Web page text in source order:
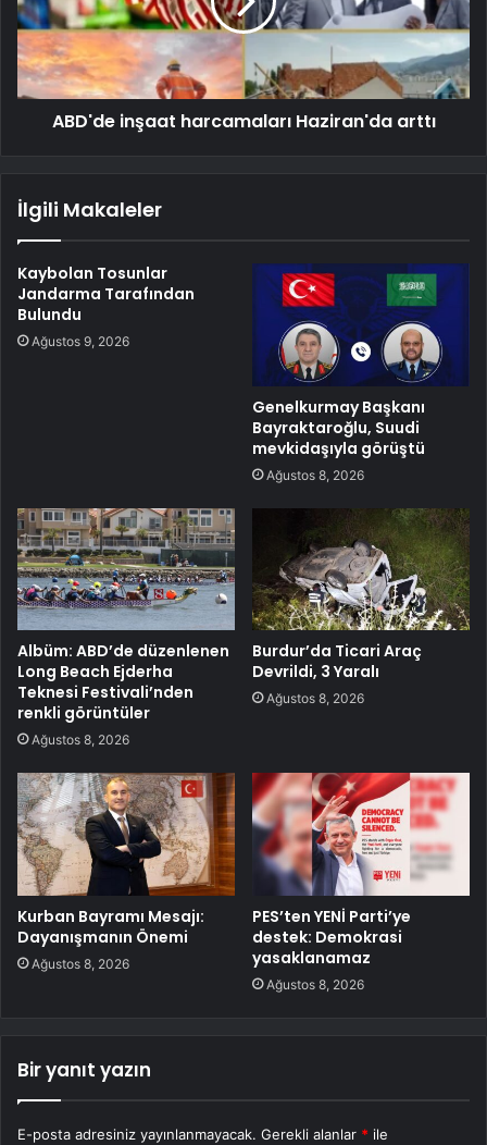
ABD'de inşaat harcamaları Haziran'da arttı
İlgili Makaleler
Kaybolan Tosunlar
Jandarma Tarafından
Bulundu
Ağustos 9, 2026
Genelkurmay Başkanı
Bayraktaroğlu, Suudi
mevkidaşıyla görüştü
Ağustos 8, 2026
Albüm: ABD’de düzenlenen
Long Beach Ejderha
Teknesi Festivali’nden
renkli görüntüler
Ağustos 8, 2026
Burdur’da Ticari Araç
Devrildi, 3 Yaralı
Ağustos 8, 2026
Kurban Bayramı Mesajı:
Dayanışmanın Önemi
Ağustos 8, 2026
PES’ten YENİ Parti’ye
destek: Demokrasi
yasaklanamaz
Ağustos 8, 2026
Bir yanıt yazın
E-posta adresiniz yayınlanmayacak. Gerekli alanlar * ile